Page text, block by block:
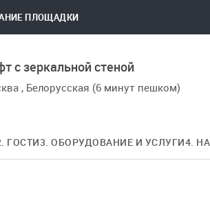
ПЛОЩАДКИ
с зеркальной стеной
, Белорусская (6 минут пешком)
ГОСТИ3. ОБОРУДОВАНИЕ И УСЛУГИ4.